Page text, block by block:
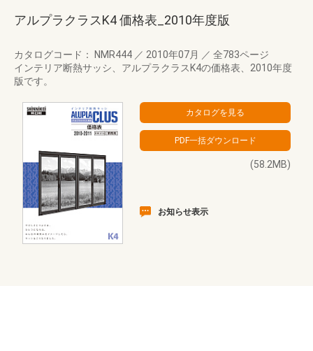
アルプラクラスK4 価格表_2010年度版
カタログコード： NMR444 ／ 2010年07月 ／ 全783ページ
インテリア断熱サッシ、アルプラクラスK4の価格表、2010年度
版です。
(58.2MB)
お知らせ表示